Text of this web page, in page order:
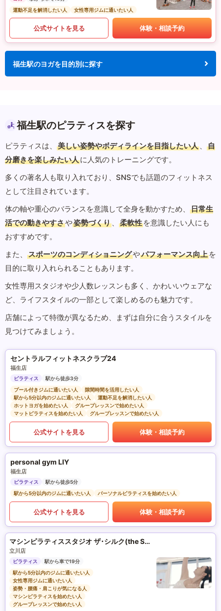
運動不足を解消したい人
女性専用ジムに通いたい人
公式サイトを見る 体験・相談予約
福生駅のヨガを目的別に探す
福生駅のピラティスを探す
ピラティスは、 美しい姿勢やボディラインを目指したい人 、
自
分磨きを楽しみたい人に人気のトレーニングです。
多くの著名人も取り入れており、SNSでも話題のフィットネス
として注目されています。
体の軸や重心のバランスを意識して全身を動かすため、
日常生
活での動きやすさや姿勢づくり 、 柔軟性 を意識したい人にも
おすすめです。
また、
スポーツのコンディショニングやパフォーマンス向上 を
目的に取り入れられることもあります。
女性専用スタジオや少人数レッスンも多く、かわいいウェアな
ど、ライフスタイルの一部として楽しめるのも魅力です。
店舗によって特徴が異なるため、まずは自分に合うスタイルを
見つけてみましょう。
セントラルフィットネスクラブ24
福生店
ピラティス
駅から徒歩3分
プール付きジムに通いたい人
隙間時間を活用したい人
駅から5分以内のジムに通いたい人
運動不足を解消したい人
ホットヨガを始めたい人
グループレッスンで始めたい人
マットピラティスを始めたい人
グループレッスンで始めたい人
公式サイトを見る 体験・相談予約
personal gym LIY
福生店
ピラティス
駅から徒歩5分
駅から5分以内のジムに通いたい人
パーソナルピラティスを始めたい人
公式サイトを見る 体験・相談予約
マシンピラティススタジオ ザ･シルク(the SILK)
立川店
ピラティス
駅から車で19分
駅から5分以内のジムに通いたい人
女性専用ジムに通いたい人
姿勢・腰痛・肩こりが気になる人
マシンピラティスを始めたい人
グループレッスンで始めたい人